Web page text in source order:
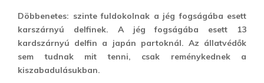
Döbbenetes: szinte fuldokolnak a jég fogságába esett
karszárnyú delfinek. A jég fogságába esett 13
kardszárnyú delfin a japán partoknál. Az állatvédők
sem tudnak mit tenni, csak reménykednek a
kiszabadulásukban.